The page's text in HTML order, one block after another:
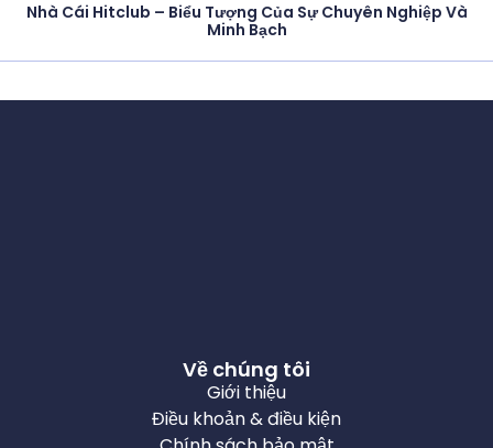
Nhà Cái Hitclub – Biểu Tượng Của Sự Chuyên Nghiệp Và
Minh Bạch
Về chúng tôi
Giới thiệu
Điều khoản & điều kiện